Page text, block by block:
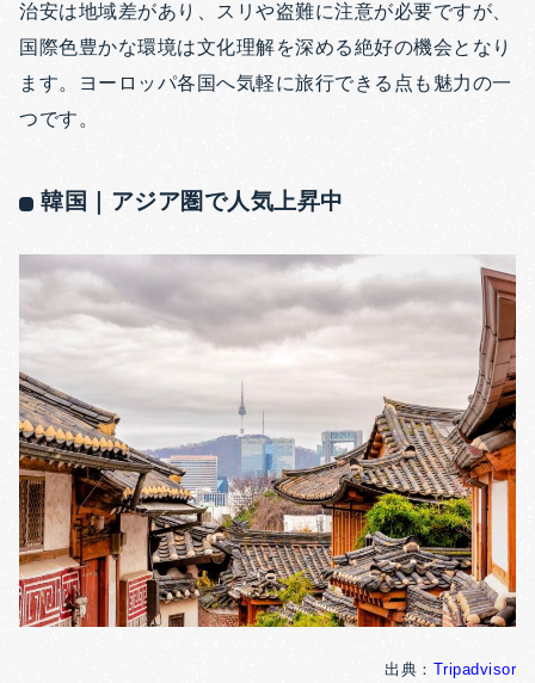
治安は地域差があり、スリや盗難に注意が必要ですが、
国際色豊かな環境は文化理解を深める絶好の機会となり
ます。ヨーロッパ各国へ気軽に旅行できる点も魅力の一
つです。
韓国｜アジア圏で人気上昇中
出典： Tripadvisor